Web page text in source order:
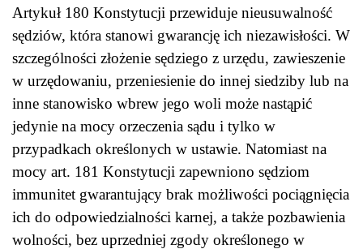
Artykuł 180 Konstytucji przewiduje nieusuwalność
sędziów, która stanowi gwarancję ich niezawisłości. W
szczególności złożenie sędziego z urzędu, zawieszenie
w urzędowaniu, przeniesienie do innej siedziby lub na
inne stanowisko wbrew jego woli może nastąpić
jedynie na mocy orzeczenia sądu i tylko w
przypadkach określonych w ustawie. Natomiast na
mocy art. 181 Konstytucji zapewniono sędziom
immunitet gwarantujący brak możliwości pociągnięcia
ich do odpowiedzialności karnej, a także pozbawienia
wolności, bez uprzedniej zgody określonego w